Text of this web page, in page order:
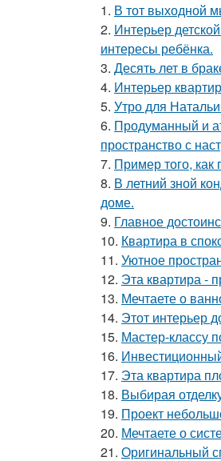
1. В тот выходной
2. Интерьер
интересы ребёнка.
3. Десять лет в
4. Интерьер
5. Утро для
6. Продуманный и
пространство с
7. Пример того, как
8. В летний зной
доме.
9. Главное
10. Квартира в
11. Уютное
12. Эта квартира -
13. Мечтаете о
14. Этот интерьер
15. Мастер-классу
16.
17. Эта квартира
18. Выбирая
19. Проект
20. Мечтаете о
21. Оригинальный